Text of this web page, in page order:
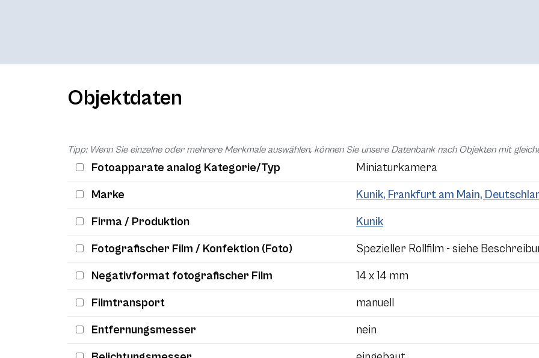
Objektdaten
Tipp: Wenn Sie einzelne oder mehrere Merkmale auswählen, können Sie unsere Datenbank nach Objekten mit
Fotoapparate analog Kategorie/Typ Miniaturkamera
Marke Kunik, Frankfurt am Main,
Firma / Produktion Kunik
Fotografischer Film / Konfektion (Foto) Spezieller Rollfilm - siehe
Negativformat fotografischer Film 14 x 14 mm
Filmtransport manuell
Entfernungsmesser nein